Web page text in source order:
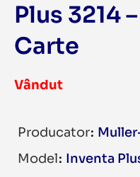
Plus 3214
Carte
Vândut
Producator
Model Inventa